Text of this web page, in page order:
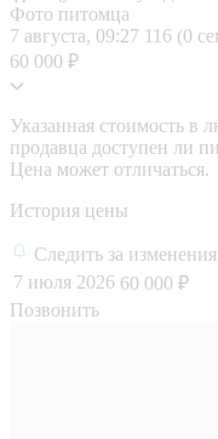
Фото питомца
7 августа, 09:27 116 (0
60 000 ₽
Указанная стоимость в
продавца доступен ли
Цена может отличаться.
История цены
Следить за
7 июля 2026 60 000 ₽
Позвонить